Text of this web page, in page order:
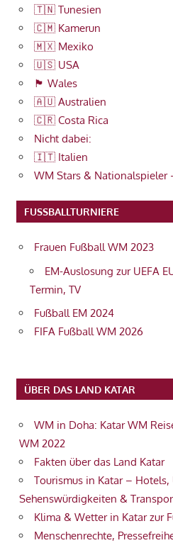
🇹🇳 Tunesien
🇨🇲 Kamerun
🇲🇽 Mexiko
🇺🇸 USA
🏴󠁧󠁢󠁷󠁬󠁳󠁿 Wales
🇦🇺 Australien
🇨🇷 Costa Rica
Nicht dabei:
🇮🇹 Italien
WM Stars & Nationalspieler
FUSSBALLTURNIERE
Frauen Fußball WM 2023
EM-Auslosung zur UEFA
Termin, TV
Fußball EM 2024
FIFA Fußball WM 2026
ÜBER DAS LAND KATAR
WM in Doha: Katar WM
WM 2022
Fakten über das Land Katar
Tourismus in Katar –
Sehenswürdigkeiten &
Klima & Wetter in Katar zur
Menschenrechte,